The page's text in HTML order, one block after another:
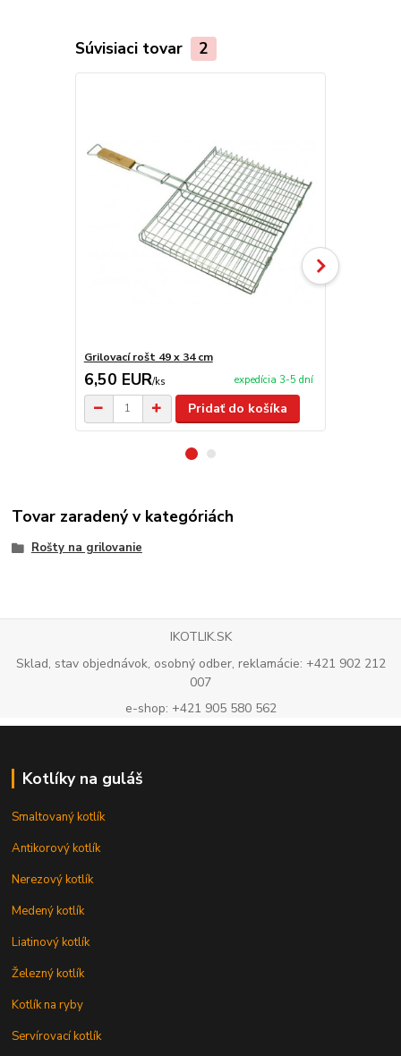
Súvisiaci tovar 2
Grilovací rošt 49 x 34 cm
6,50 EUR/ks expedícia 3-5 dní
Pridať do košíka
Tovar zaradený v kategóriách
Rošty na grilovanie
IKOTLIK.SK
Sklad, stav objednávok, osobný odber, reklamácie: +421 902 212
007
e-shop: +421 905 580 562
Kotlíky na guláš
Smaltovaný kotlík
Antikorový kotlík
Nerezový kotlík
Medený kotlík
Liatinový kotlík
Železný kotlík
Kotlík na ryby
Servírovací kotlík